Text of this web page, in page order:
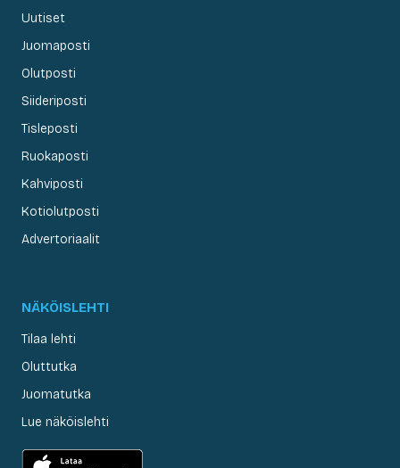
Uutiset
Juomaposti
Olutposti
Siideriposti
Tisleposti
Ruokaposti
Kahviposti
Kotiolutposti
Advertoriaalit
NÄKÖISLEHTI
Tilaa lehti
Oluttutka
Juomatutka
Lue näköislehti